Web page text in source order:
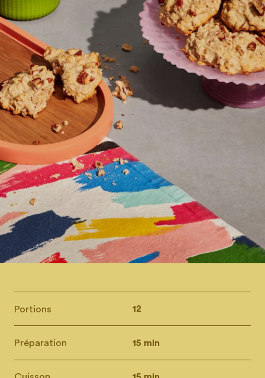
Portions 12
Préparation 15 min